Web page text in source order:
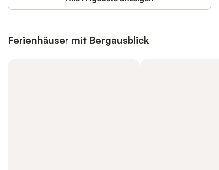
Ferienhäuser mit Bergausblick